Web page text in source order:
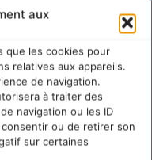
aux
que les cookies pour
relatives aux appareils.
de navigation.
à traiter des
navigation ou les ID
ou de retirer son
sur certaines
auxquels ont à faire
du Sud en matière
notamment d’eau et